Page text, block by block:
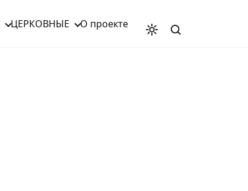
ЦЕРКОВНЫЕ О проекте